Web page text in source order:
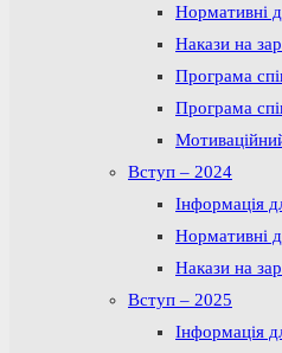
Нормативні
Накази на
Програма
Програма
Вступ – 2024
Інформація
Нормативні
Накази на
Вступ – 2025
Інформація